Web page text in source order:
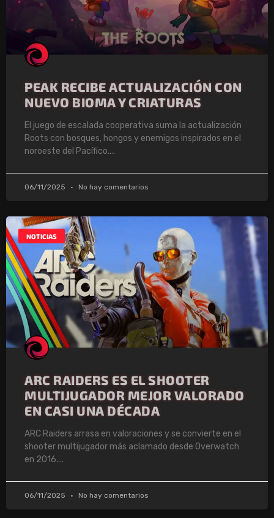
PEAK RECIBE ACTUALIZACIÓN CON
NUEVO BIOMA Y CRIATURAS
El juego de escalada cooperativa suma la actualización
Roots con bosques, hongos y enemigos inspirados en el
noroeste del Pacífico.
06/11/2025 No hay comentarios
NOTICIAS
ARC RAIDERS ES EL SHOOTER
MULTIJUGADOR MEJOR VALORADO
EN CASI UNA DÉCADA
ARC Raiders arrasa en valoraciones y se convierte en el
shooter multijugador más aclamado desde Overwatch
en 2016.
06/11/2025 No hay comentarios